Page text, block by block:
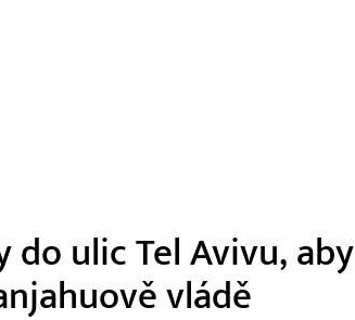
do ulic Tel Avivu, aby
vládě